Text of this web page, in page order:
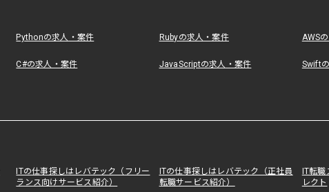
Pythonの求人・案件 Rubyの求人・案件 AWS
C#の求人・案件 JavaScriptの求人・案件 Swift
ITの仕事探しはレバテック（フリー
ランス向けサービス紹介）
ITの仕事探しはレバテック（正社員
転職サービス紹介）
IT転
レクト